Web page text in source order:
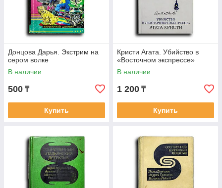
Донцова Дарья. Экстрим на
сером волке
В наличии
500 ₸
Купить
Кристи Агата. Убийство в
«Восточном экспрессе»
В наличии
1 200 ₸
Купить